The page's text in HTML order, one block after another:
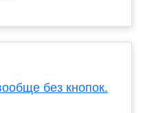
без кнопок.